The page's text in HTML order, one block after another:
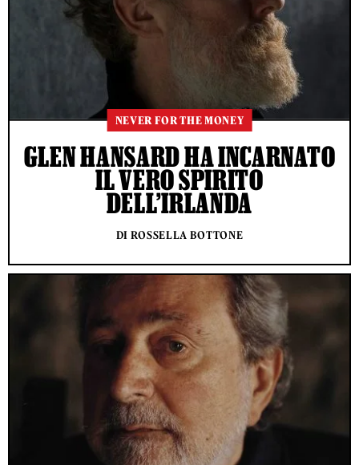
NEVER FOR THE MONEY
GLEN HANSARD HA INCARNATO
IL VERO SPIRITO
DELL’IRLANDA
DI ROSSELLA BOTTONE